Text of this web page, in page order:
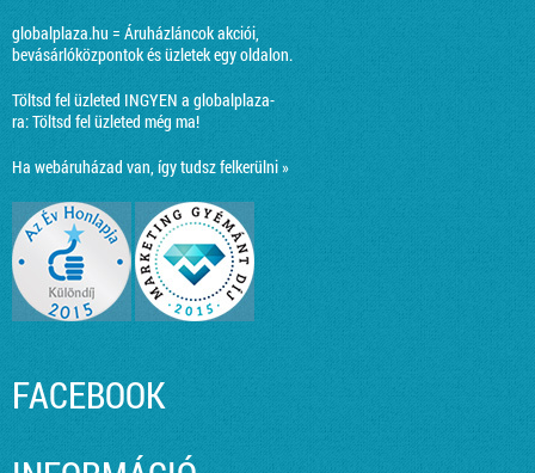
globalplaza.hu = Áruházláncok akciói,
bevásárlóközpontok és üzletek egy oldalon.
Töltsd fel üzleted INGYEN a globalplaza-
ra:Töltsd fel üzleted még ma!
Ha webáruházad van, így tudsz felkerülni »
FACEBOOK